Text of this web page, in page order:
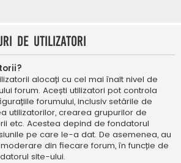
de utilizatori
alocați cu cel mai înalt nivel de
forum. Acești utilizatori pot controla
forumului, inclusiv setările de
utilizatorilor, crearea grupurilor de
etc. Acestea depind de fondatorul
pe care le-a dat. De asemenea, au
din fiecare forum, în funcție de
site-ului.